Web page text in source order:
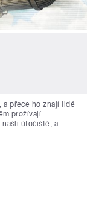
a přece ho znají lidé
prožívají
útočiště, a